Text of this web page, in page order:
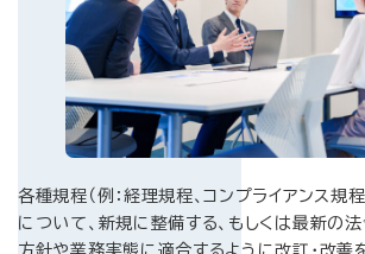
各種規程（例：経理規程、コンプライアンス規程
について、新規に整備する、もしくは最新の
方針や業務実態に適合するように改訂・改善